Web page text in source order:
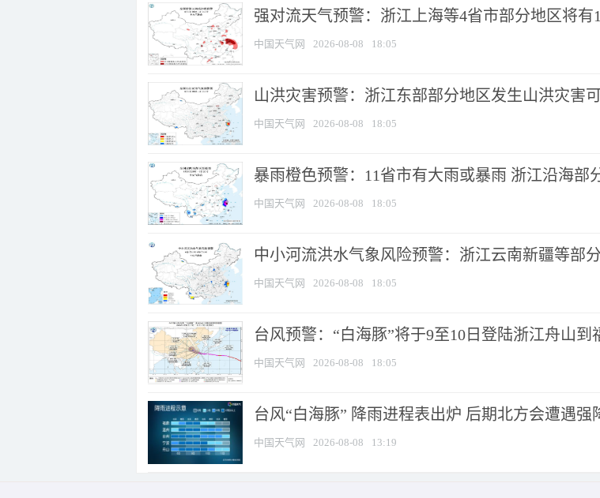
强对流天气预警：浙江上海等4省市部分地区将有
中国天气网 2026-08-08 18:05
山洪灾害预警：浙江东部部分地区发生山洪灾害
中国天气网 2026-08-08 18:05
暴雨橙色预警：11省市有大雨或暴雨 浙江沿海部
中国天气网 2026-08-08 18:05
中小河流洪水气象风险预警：浙江云南新疆等部
中国天气网 2026-08-08 18:05
台风预警：“白海豚”将于9至10日登陆浙江舟山到
中国天气网 2026-08-08 18:05
台风“白海豚” 降雨进程表出炉 后期北方会遭遇强
中国天气网 2026-08-08 13:19